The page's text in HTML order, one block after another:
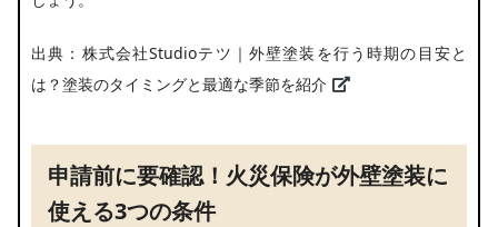
出典： 株式会社Studioテツ｜外壁塗装を行う時期の目安と
は？塗装のタイミングと最適な季節を紹介
申請前に要確認！火災保険が外壁塗装に
使える3つの条件